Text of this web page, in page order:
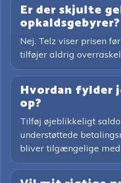
Er der skjulte
opkaldsgebyrer?
Nej. Telz viser prisen
tilføjer aldrig
Hvordan fylder
op?
Tilføj øjeblikkeligt
understøttede
bliver tilgængelige